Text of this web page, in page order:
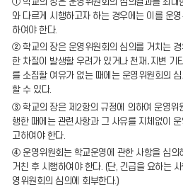
① 학교의 장은 운영위원회의 심의결과를 최대
와 다르게 시행하고자 하는 경우에는 이를 운
하여야 한다.
② 학교의 장은 운영위원회의 심의를 거치는
한 차질이 발생할 우려가 있거나 천재․지변 기
를 소집할 여유가 없는 때에는 운영위원회의
할 수 있다.
③ 학교의 장은 제2항의 규정에 의하여 운영위
행한 때에는 관련사항과 그 사유를 지체없이
고하여야 한다.
④ 운영위원회는 학교운영에 관한 사항을 심의
거친 후 시행하여야 한다. (단, 긴급을 요하는
영위원회의 심의에 회부한다.)